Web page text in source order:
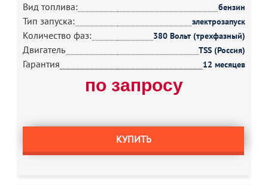
Вид топлива: бензин
Тип запуска: электрозапуск
Количество фаз: 380 Вольт (трехфазный)
Двигатель TSS (Россия)
Гарантия 12 месяцев
по запросу
КУПИТЬ